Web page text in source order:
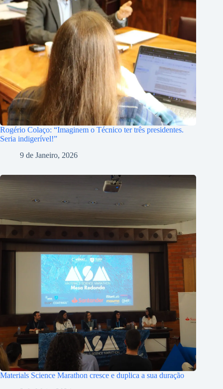
Rogério Colaço: “Imaginem o Técnico ter três presidentes.
Seria indigerível!”
9 de Janeiro, 2026
Materials Science Marathon cresce e duplica a sua duração